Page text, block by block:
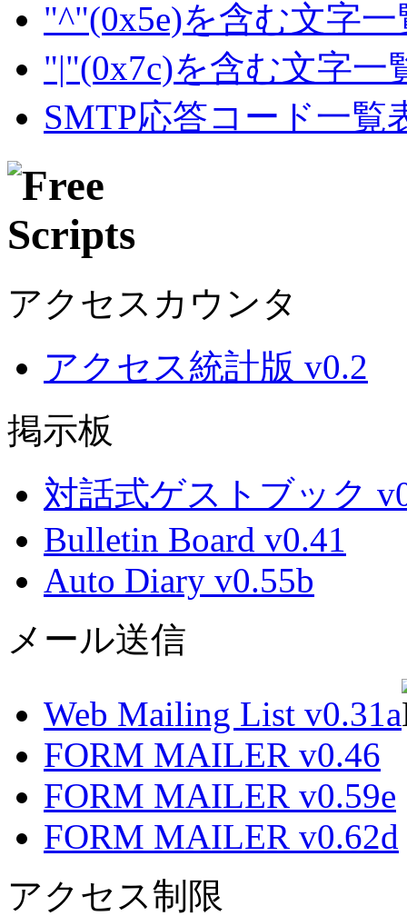
"^"(0x5e)を含む文字一
"|"(0x7c)を含む文字一
SMTP応答コード一覧
アクセスカウンタ
アクセス統計版 v0.2
掲示板
対話式ゲストブック
Bulletin Board v0.41
Auto Diary v0.55b
メール送信
Web Mailing List v0.31a
FORM MAILER v0.46
FORM MAILER v0.59e
FORM MAILER v0.62d
アクセス制限